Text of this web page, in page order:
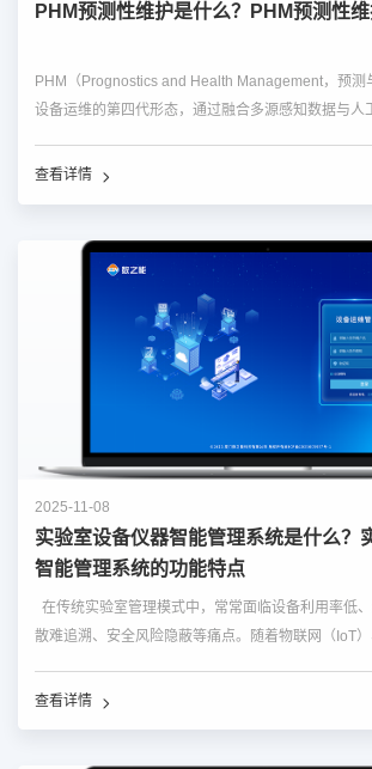
PHM预测性维护是什么？PHM预测性
PHM（Prognostics and Health Management，预测
设备运维的第四代形态，通过融合多源感知数据与人
局。其典型应用可提...…
查看详情
2025-11-08
实验室设备仪器智能管理系统是什么？
智能管理系统的功能特点
散难追溯、安全风险隐蔽等痛点。随着物联网（IoT
推动实验室管理从被动响应式向主动预测式转变，为
查看详情